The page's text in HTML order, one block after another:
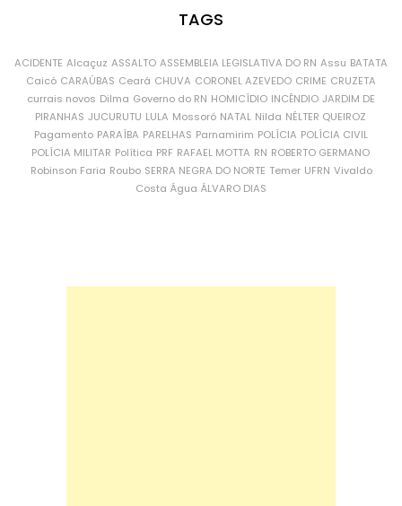
TAGS
ACIDENTE Alcaçuz ASSALTO ASSEMBLEIA LEGISLATIVA DO RN Assu BATATA
Caicó CARAÚBAS Ceará CHUVA CORONEL AZEVEDO CRIME CRUZETA
currais novos Dilma Governo do RN HOMICÍDIO INCÊNDIO JARDIM DE
PIRANHAS JUCURUTU LULA Mossoró NATAL Nilda NÉLTER QUEIROZ
Pagamento PARAÍBA PARELHAS Parnamirim POLÍCIA POLÍCIA CIVIL
POLÍCIA MILITAR Política PRF RAFAEL MOTTA RN ROBERTO GERMANO
Robinson Faria Roubo SERRA NEGRA DO NORTE Temer UFRN Vivaldo
Costa Água ÁLVARO DIAS